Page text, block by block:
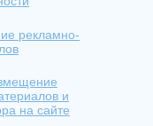
рекламно-
и
на сайте